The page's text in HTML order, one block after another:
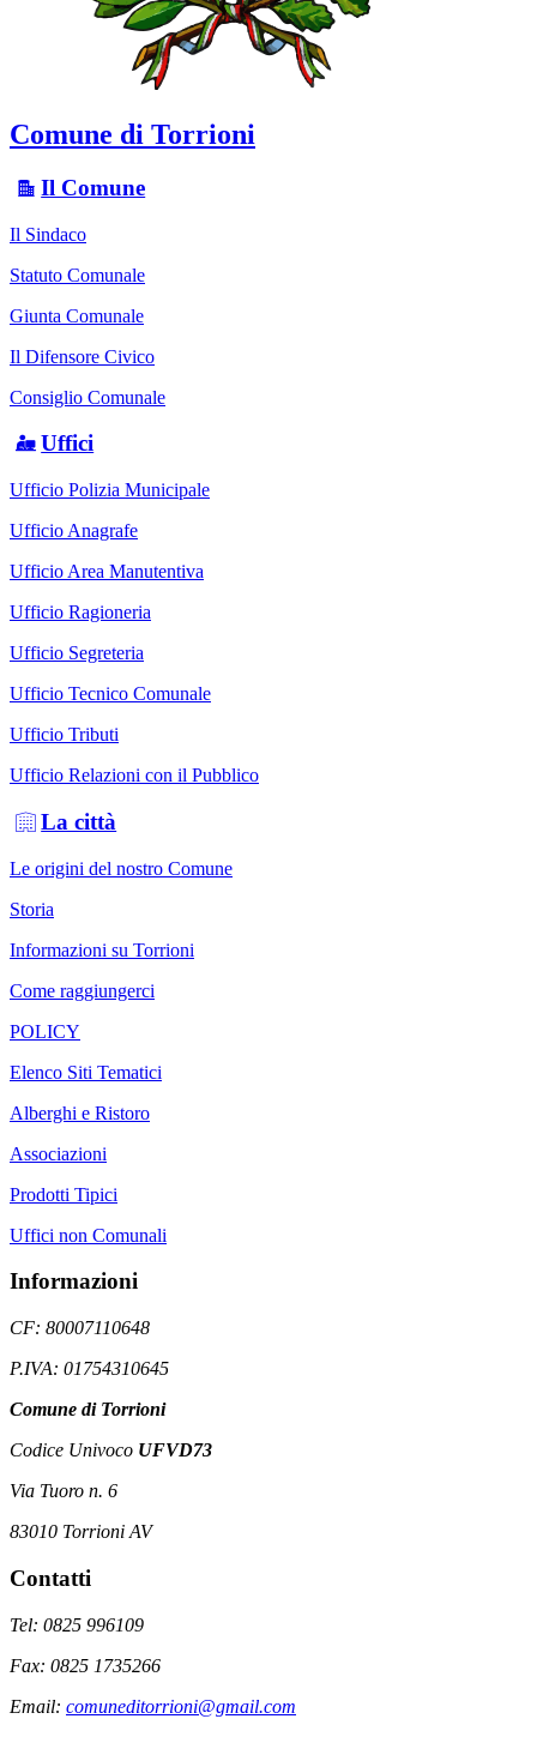
Comune di Torrioni
Il Comune
Il Sindaco
Statuto Comunale
Giunta Comunale
Il Difensore Civico
Consiglio Comunale
Uffici
Ufficio Polizia Municipale
Ufficio Anagrafe
Ufficio Area Manutentiva
Ufficio Ragioneria
Ufficio Segreteria
Ufficio Tecnico Comunale
Ufficio Tributi
Ufficio Relazioni con il Pubblico
La città
Le origini del nostro Comune
Storia
Informazioni su Torrioni
Come raggiungerci
POLICY
Elenco Siti Tematici
Alberghi e Ristoro
Associazioni
Prodotti Tipici
Uffici non Comunali
Informazioni
CF: 80007110648
P.IVA: 01754310645
Comune di Torrioni
Codice Univoco UFVD73
Via Tuoro n. 6
83010 Torrioni AV
Contatti
Tel: 0825 996109
Fax: 0825 1735266
Email: comuneditorrioni@gmail.com